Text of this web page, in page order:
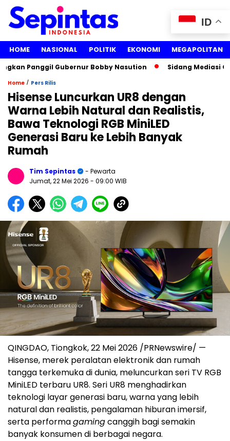
HOME NASIONAL POLITIK EKONOMI MEGAPOLITAN
Panggil Gubernur Bobby Nasution Sidang Mediasi
Home / Pers Rilis
Hisense Luncurkan UR8 dengan
Warna Lebih Natural dan Realistis,
Bawa Teknologi RGB MiniLED
Generasi Baru ke Lebih Banyak
Rumah
Tim Sepintas
- Pewarta
Jumat, 22 Mei 2026 - 09:00 WIB
QINGDAO, Tiongkok, 22 Mei 2026 /PRNewswire/ —
Hisense, merek peralatan elektronik dan rumah
tangga terkemuka di dunia, meluncurkan seri TV RGB
MiniLED terbaru UR8. Seri UR8 menghadirkan
teknologi layar generasi baru, warna yang lebih
natural dan realistis, pengalaman hiburan imersif,
serta performagamingcanggih bagi semakin
banyak konsumen di berbagai negara.
ID